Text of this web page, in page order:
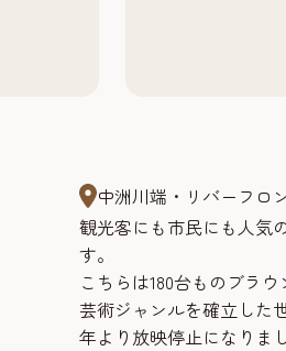
中洲川端・リバーフロ
観光客にも市民にも人気
す。
こちらは180台ものブラ
芸術ジャンルを確立した
年より放映停止になりま